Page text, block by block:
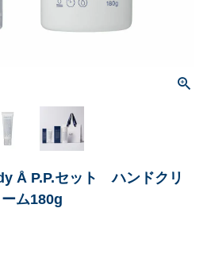
Å P.P.セット ハンドクリ
ム180g